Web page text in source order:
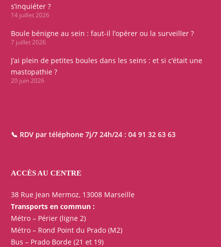
s’inquiéter ?
14 juillet 2026
Boule bénigne au sein : faut-il l’opérer ou la surveiller ?
7 juillet 2026
J’ai plein de petites boules dans les seins : et si c’était une
mastopathie ?
20 juin 2026
📞 RDV par téléphone 7j/7 24h/24 : 04 91 32 63 63
ACCÈS AU CENTRE
38 Rue Jean Mermoz, 13008 Marseille
Transports en commun :
Métro – Périer (ligne 2)
Métro – Rond Point du Prado (M2)
Bus – Prado Borde (21 et 19)